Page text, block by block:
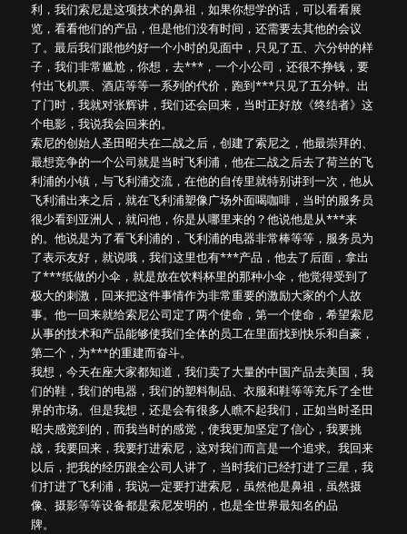
利，我们索尼是这项技术的鼻祖，如果你想学的话，可以看看展
览，看看他们的产品，但是他们没有时间，还需要去其他的会议
了。最后我们跟他约好一个小时的见面中，只见了五、六分钟的样
子，我们非常尴尬，你想，去***，一个小公司，还很不挣钱，要
付出飞机票、酒店等等一系列的代价，跑到***只见了五分钟。出
了门时，我就对张辉讲，我们还会回来，当时正好放《终结者》这
个电影，我说我会回来的。
索尼的创始人圣田昭夫在二战之后，创建了索尼之，他最崇拜的、
最想竞争的一个公司就是当时飞利浦，他在二战之后去了荷兰的飞
利浦的小镇，与飞利浦交流，在他的自传里就特别讲到一次，他从
飞利浦出来之后，就在飞利浦塑像广场外面喝咖啡，当时的服务员
很少看到亚洲人，就问他，你是从哪里来的？他说他是从***来
的。他说是为了看飞利浦的，飞利浦的电器非常棒等等，服务员为
了表示友好，就说哦，我们这里也有***产品，他去了后面，拿出
了***纸做的小伞，就是放在饮料杯里的那种小伞，他觉得受到了
极大的刺激，回来把这件事情作为非常重要的激励大家的个人故
事。他一回来就给索尼公司定了两个使命，第一个使命，希望索尼
从事的技术和产品能够使我们全体的员工在里面找到快乐和自豪，
第二个，为***的重建而奋斗。
我想，今天在座大家都知道，我们卖了大量的中国产品去美国，我
们的鞋，我们的电器，我们的塑料制品、衣服和鞋等等充斥了全世
界的市场。但是我想，还是会有很多人瞧不起我们，正如当时圣田
昭夫感觉到的，而我当时的感觉，使我更加坚定了信心，我要挑
战，我要回来，我要打进索尼，这对我们而言是一个追求。我回来
以后，把我的经历跟全公司人讲了，当时我们已经打进了三星，我
们打进了飞利浦，我说一定要打进索尼，虽然他是鼻祖，虽然摄
像、摄影等等设备都是索尼发明的，也是全世界最知名的品
牌。